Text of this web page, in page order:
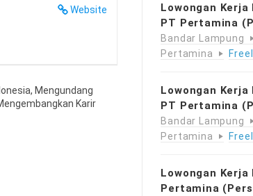
Website
Mengundang
Karir
Lowongan Kerja
PT Pertamina
Bandar Lampung
Pertamina
Lowongan Kerja
PT Pertamina
Bandar Lampung
Pertamina
Lowongan Kerja
Pertamina